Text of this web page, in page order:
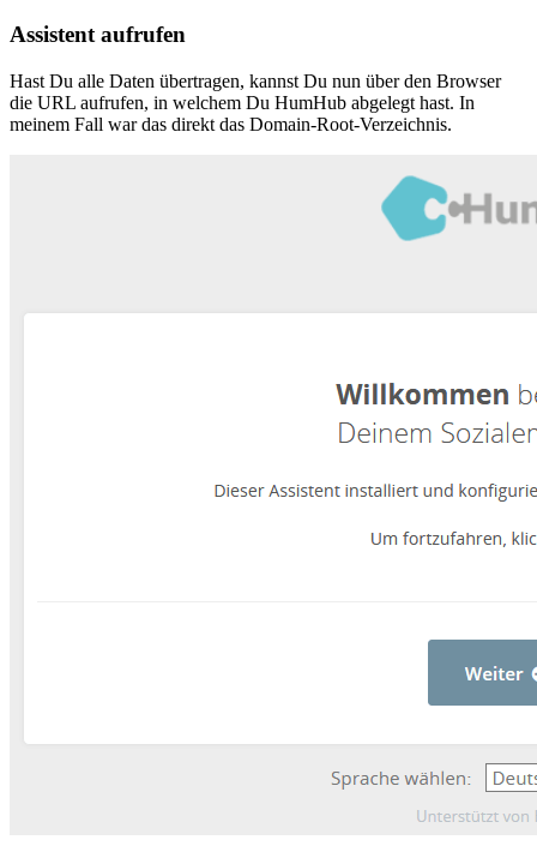
Assistent aufrufen
Hast Du alle Daten übertragen, kannst Du nun über den Browser
die URL aufrufen, in welchem Du HumHub abgelegt hast. In
meinem Fall war das direkt das Domain-Root-Verzeichnis.